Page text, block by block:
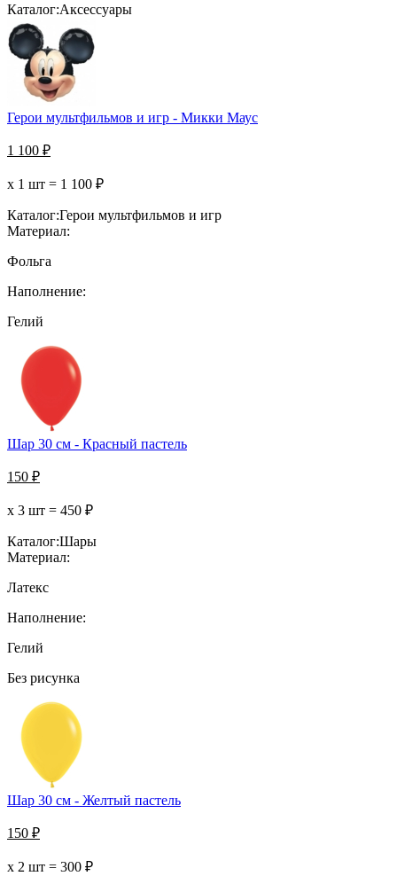
Каталог:Аксессуары
Герои мультфильмов и игр - Микки Маус
1 100 ₽
х 1 шт = 1 100 ₽
Каталог:Герои мультфильмов и игр
Материал:
Фольга
Наполнение:
Гелий
Шар 30 см - Красный пастель
150 ₽
х 3 шт = 450 ₽
Каталог:Шары
Материал:
Латекс
Наполнение:
Гелий
Без рисунка
Шар 30 см - Желтый пастель
150 ₽
х 2 шт = 300 ₽